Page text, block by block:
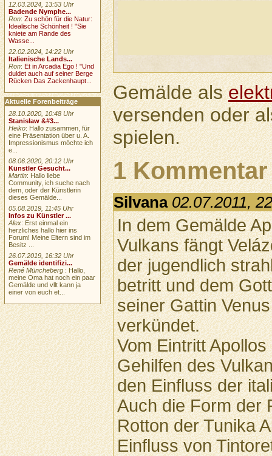
Gemälde als
versenden oder
spielen.
1
Silvana 02.07.2011,
In dem Gemälde
Vulkans fängt
der jugendlich
betritt und dem
seiner Gattin
verkündet.
Vom Eintritt
Gehilfen des
den Einfluss der
Auch die Form der
Rotton der Tunika
Einfluss von
12.03.2024, 13:53 Uhr
Badende Nymphe...
Ron:Zu schön für die Natur:
Idealische Schönheit ! "Sie
kniete am Rande des
Wasse...
22.02.2024, 14:22 Uhr
Italienische Lands...
Ron:Et in Arcadia Ego ! "Und
duldet auch auf seiner Berge
Rücken Das Zackenhaupt...
Aktuelle Forenbeiträge
28.10.2020, 10:48 Uhr
Stanisław &#3...
Heiko: Hallo zusammen, für
eine Präsentation über u. A.
Impressionismus möchte ich
e...
08.06.2020, 20:12 Uhr
Künstler Gesucht...
Martin: Hallo liebe
Community, ich suche nach
dem, oder der Künstlerin
dieses Gemälde...
05.08.2019, 11:45 Uhr
Infos zu Künstler ...
Alex: Erst einmal ein
herzliches hallo hier ins
Forum! Meine Eltern sind im
Besitz ...
26.07.2019, 16:32 Uhr
Gemälde identifizi...
René Müncheberg : Hallo,
meine Oma hat noch ein paar
Gemälde und vllt kann ja
einer von euch et...